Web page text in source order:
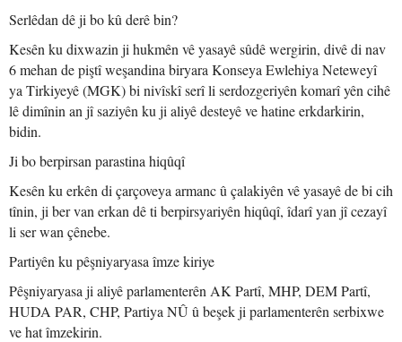
Serlêdan dê ji bo kû derê bin?
Kesên ku dixwazin ji hukmên vê yasayê sûdê wergirin, divê di nav
6 mehan de piştî weşandina biryara Konseya Ewlehiya Neteweyî
ya Tirkiyeyê (MGK) bi nivîskî serî li serdozgeriyên komarî yên cihê
lê dimînin an jî saziyên ku ji aliyê desteyê ve hatine erkdarkirin,
bidin.
Ji bo berpirsan parastina hiqûqî
Kesên ku erkên di çarçoveya armanc û çalakiyên vê yasayê de bi cih
tînin, ji ber van erkan dê ti berpirsyariyên hiqûqî, îdarî yan jî cezayî
li ser wan çênebe.
Partiyên ku pêşniyaryasa îmze kiriye
Pêşniyaryasa ji aliyê parlamenterên AK Partî, MHP, DEM Partî,
HUDA PAR, CHP, Partiya NÛ û beşek ji parlamenterên serbixwe
ve hat îmzekirin.